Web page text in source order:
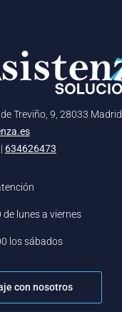
Treviño, 9, 28033 Madrid
634626473
de lunes a viernes
los sábados
con nosotros